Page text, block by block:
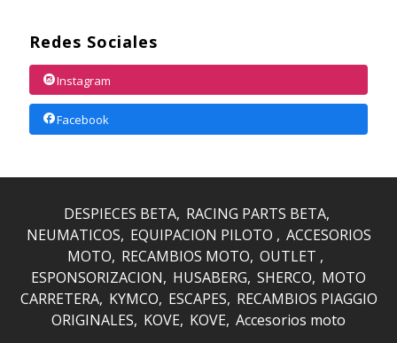
Redes Sociales
Instagram
Facebook
DESPIECES BETA RACING PARTS BETA
NEUMATICOS EQUIPACION PILOTO
ACCESORIOS
MOTO RECAMBIOS MOTO OUTLET
ESPONSORIZACION
HUSABERG SHERCO MOTO
CARRETERA KYMCO ESCAPES RECAMBIOS PIAGGIO
ORIGINALES KOVE KOVE Accesorios moto